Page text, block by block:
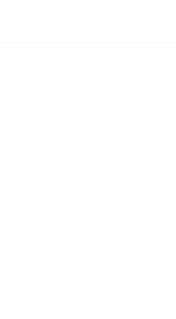
a produtividade e a
a aumentar a segurança
significativos.
umidade, e enviam